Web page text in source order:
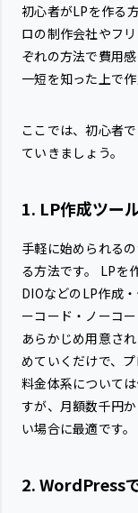
初心者がLPを作る
ロの制作会社やフ
ぞれの方法で費用
一短を知った上で
ここでは、初心者
ていきましょう。
1. LP作成ツー
手軽に始められる
る方法です。 LPを
DIOなどのLP作成
ーコード・ノーコ
あらかじめ用意さ
めていくだけで、
料金体系について
すが、月額数千円
い場合に最適です。
2. WordPress